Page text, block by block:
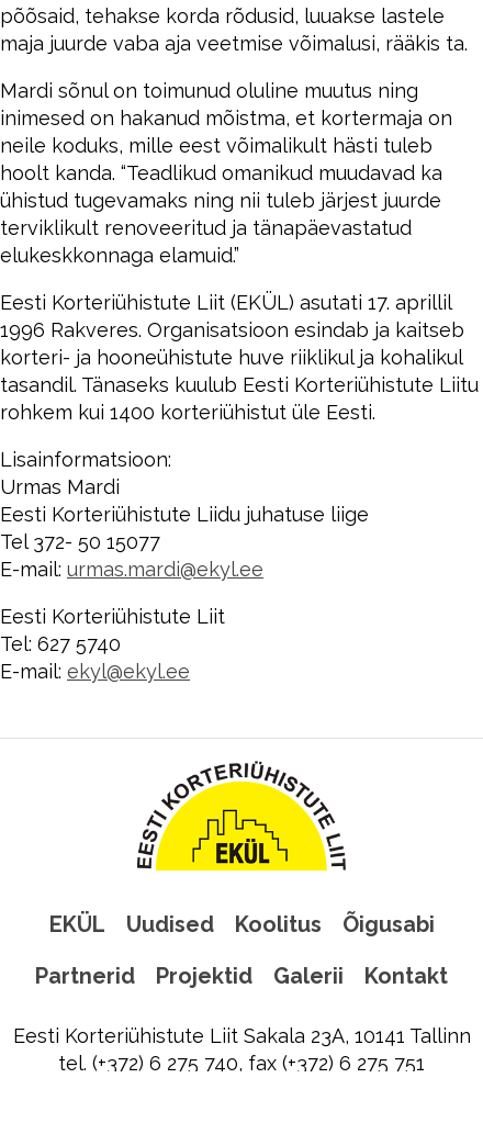
põõsaid, tehakse korda rõdusid, luuakse lastele
maja juurde vaba aja veetmise võimalusi, rääkis ta.
Mardi sõnul on toimunud oluline muutus ning
inimesed on hakanud mõistma, et kortermaja on
neile koduks, mille eest võimalikult hästi tuleb
hoolt kanda. “Teadlikud omanikud muudavad ka
ühistud tugevamaks ning nii tuleb järjest juurde
terviklikult renoveeritud ja tänapäevastatud
elukeskkonnaga elamuid.”
Eesti Korteriühistute Liit (EKÜL) asutati 17. aprillil
1996 Rakveres. Organisatsioon esindab ja kaitseb
korteri- ja hooneühistute huve riiklikul ja kohalikul
tasandil. Tänaseks kuulub Eesti Korteriühistute Liitu
rohkem kui 1400 korteriühistut üle Eesti.
Lisainformatsioon:
Urmas Mardi
Eesti Korteriühistute Liidu juhatuse liige
Tel 372- 50 15077
E-mail: urmas.mardi@ekyl.ee
Eesti Korteriühistute Liit
Tel: 627 5740
E-mail: ekyl@ekyl.ee
EKÜL Uudised Koolitus
Õigusabi
Partnerid
Projektid Galerii Kontakt
Eesti Korteriühistute Liit Sakala 23A, 10141 Tallinn
tel. (+372) 6 275 740, fax (+372) 6 275 751